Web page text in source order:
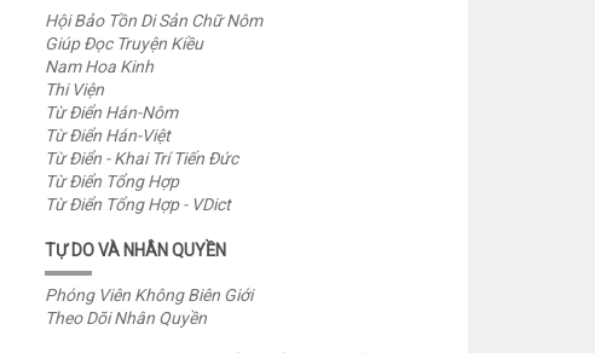
Hội Bảo Tồn Di Sản Chữ Nôm
Giúp Đọc Truyện Kiều
Nam Hoa Kinh
Thi Viện
Từ Điển Hán-Nôm
Từ Điển Hán-Việt
Từ Điển - Khai Trí Tiến Đức
Từ Điển Tổng Hợp
Từ Điển Tổng Hợp - VDict
TỰ DO VÀ NHÂN QUYỀN
Phóng Viên Không Biên Giới
Theo Dõi Nhân Quyền